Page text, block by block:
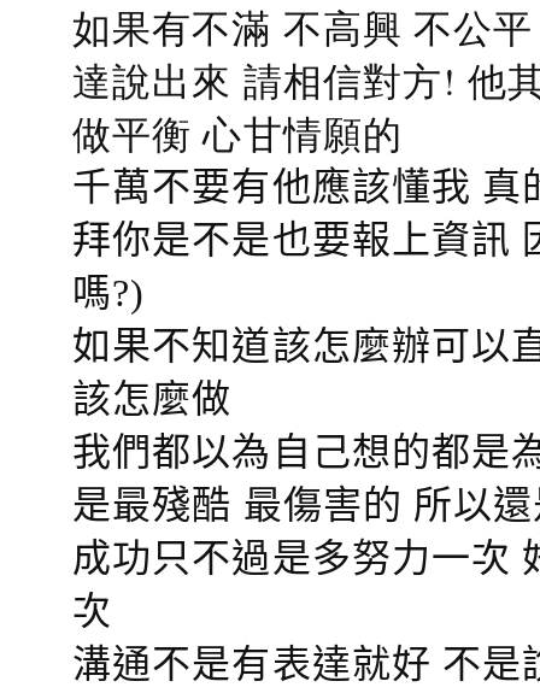
如果有不滿 不高興 不公
達說出來 請相信對方! 他
做平衡 心甘情願的
千萬不要有他應該懂我
拜你是不是也要報上資訊
嗎?)
如果不知道該怎麼辦可以
該怎麼做
我們都以為自己想的都是
是最殘酷 最傷害的 所以
成功只不過是多努力一次
次
溝通不是有表達就好 不